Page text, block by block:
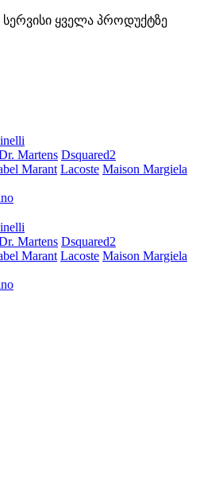
ყველა პროდუქტზე
Martens Dsquared2
Marant Lacoste Maison Margiela
Martens Dsquared2
Marant Lacoste Maison Margiela